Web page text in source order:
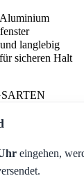
langlebig
sicheren Halt
eingehen,